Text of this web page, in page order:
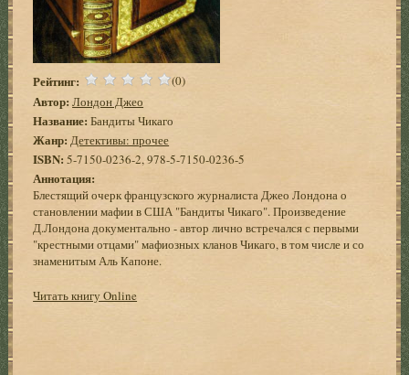
Рейтинг: (0)
Автор: Лондон Джео
Название: Бандиты Чикаго
Жанр: Детективы: прочее
ISBN: 5-7150-0236-2, 978-5-7150-0236-5
Аннотация:
Блестящий очерк французского журналиста Джео Лондона о
становлении мафии в США "Бандиты Чикаго". Произведение
Д.Лондона документально - автор лично встречался с первыми
"крестными отцами" мафиозных кланов Чикаго, в том числе и со
знаменитым Аль Капоне.
Читать книгу Online